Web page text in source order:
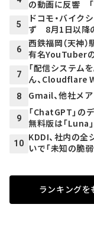
の動画に反響 「
5
ドコモ・バイク
ず 8月1日以降
6
西鉄福岡（天神
有名YouTuber
7
「配信システム
ん、Cloudflare
8 Gmail、他社メ
9
「ChatGPT」の
無料版は「Luna
10
KDDI、社内の
いで「未知の脆
ランキングを